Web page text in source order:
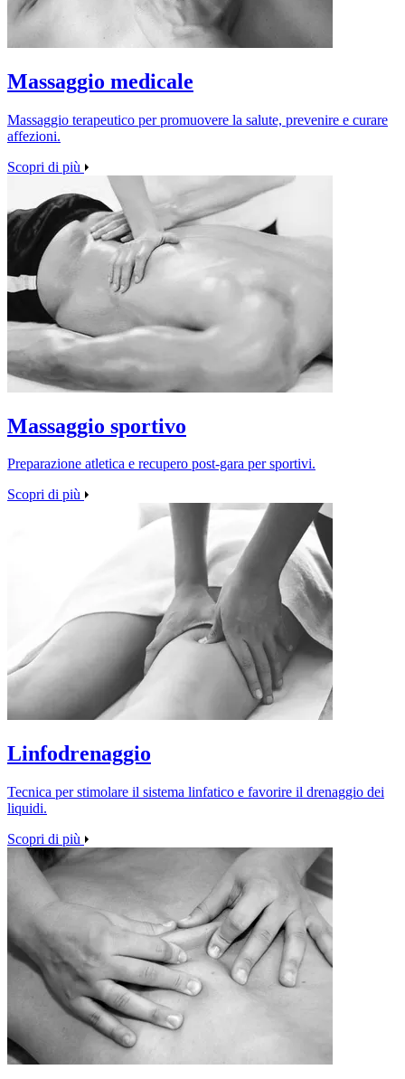
Massaggio medicale
Massaggio terapeutico per promuovere la salute, prevenire e curare
affezioni.
Scopri di più
Massaggio sportivo
Preparazione atletica e recupero post‑gara per sportivi.
Scopri di più
Linfodrenaggio
Tecnica per stimolare il sistema linfatico e favorire il drenaggio dei
liquidi.
Scopri di più